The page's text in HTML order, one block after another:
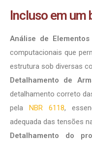
Incluso em
Análise de
computacionais que
estrutura sob diversas
Detalhamento de
detalhamento correto
pelaNBR 6118,
adequada das tensões
Detalhamento do